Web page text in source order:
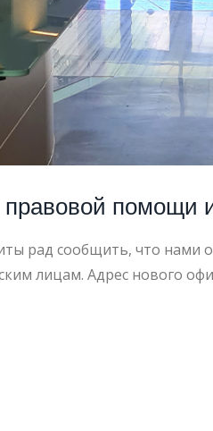
помощи
рад сообщить, что нами
лицам. Адрес нового